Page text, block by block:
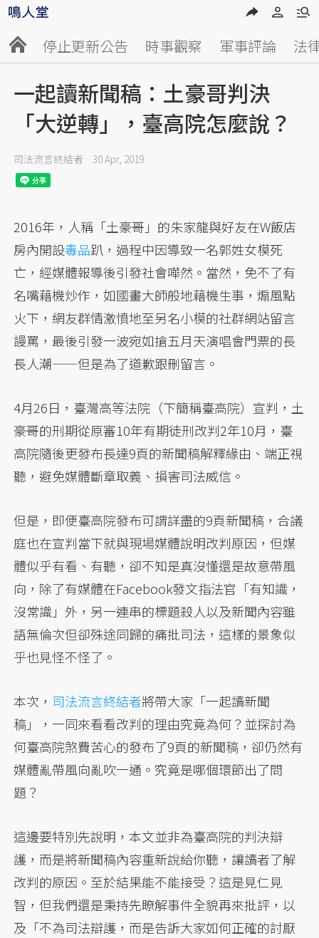
停止更新公告 時事觀察 軍事評論 法
一起讀新聞稿：土豪哥判決
「大逆轉」，臺高院怎麼說？
司法流言終結者 30 Apr, 2019
2016年，人稱「土豪哥」的朱家龍與好友在W飯店
房內開設毒品趴，過程中因導致一名郭姓女模死
亡，經媒體報導後引發社會嘩然。當然，免不了有
名嘴藉機炒作，如國畫大師般地藉機生事，煽風點
火下，網友群情激憤地至另名小模的社群網站留言
謾罵，最後引發一波宛如搶五月天演唱會門票的長
長人潮——但是為了道歉跟刪留言。
4月26日，臺灣高等法院（下簡稱臺高院）宣判，土
豪哥的刑期從原審10年有期徒刑改判2年10月，臺
高院隨後更發布長達9頁的新聞稿解釋緣由、端正視
聽，避免媒體斷章取義、損害司法威信。
但是，即便臺高院發布可謂詳盡的9頁新聞稿，合議
庭也在宣判當下就與現場媒體說明改判原因，但媒
體似乎有看、有聽，卻不知是真沒懂還是故意帶風
向，除了有媒體在Facebook發文指法官「有知識，
沒常識」外，另一連串的標題殺人以及新聞內容雖
語無倫次但卻殊途同歸的痛批司法，這樣的景象似
乎也見怪不怪了。
本次， 司法流言終結者將帶大家「一起讀新聞
稿」，一同來看看改判的理由究竟為何？並探討為
何臺高院煞費苦心的發布了9頁的新聞稿，卻仍然有
媒體亂帶風向亂吹一通。究竟是哪個環節出了問
題？
這邊要特別先說明，本文並非為臺高院的判決辯
護，而是將新聞稿內容重新說給你聽，讓讀者了解
改判的原因。至於結果能不能接受？這是見仁見
智，但我們還是秉持先瞭解事件全貌再來批評，以
及「不為司法辯護，而是告訴大家如何正確的討厭